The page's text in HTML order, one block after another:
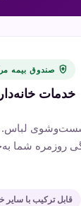
health_and_safety صندوق بیمه
خدمات
لباس.
روزمره شما
قابل ترکیب با سایر